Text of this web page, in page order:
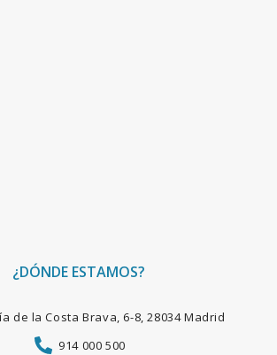
¿DÓNDE ESTAMOS?
de la Costa Brava, 6-8, 28034 Madrid
914 000 500